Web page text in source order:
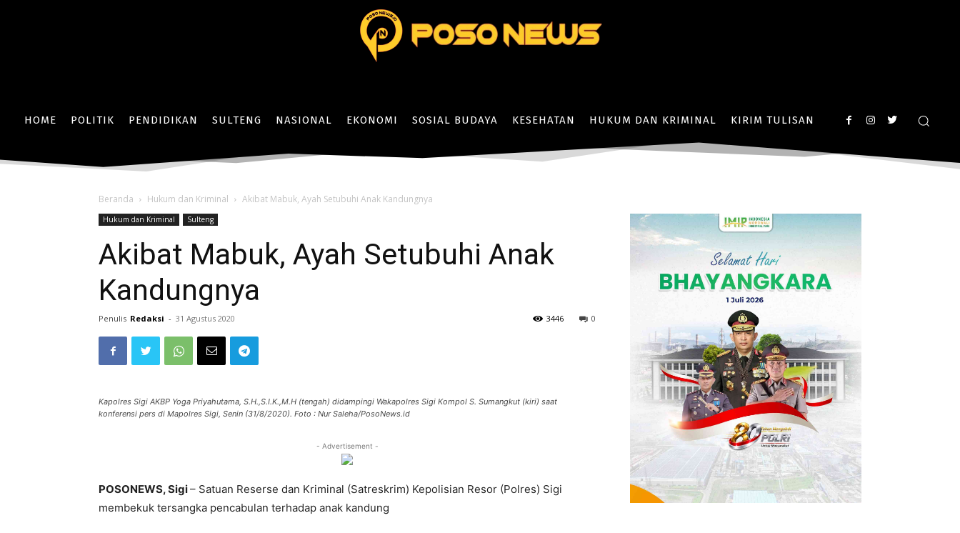
HOME POLITIK PENDIDIKAN SULTENG NASIONAL EKONOMI SOSIAL BUDAYA KESEHATAN HUKUM DAN KRIMINAL KIRIM TULISAN
Beranda Hukum dan Kriminal Akibat Mabuk, Ayah Setubuhi Anak Kandungnya
Hukum dan Kriminal Sulteng
Akibat Mabuk, Ayah Setubuhi Anak
Kandungnya
Penulis Redaksi - 31 Agustus 2020 0
3446
Kapolres Sigi AKBP Yoga Priyahutama, S.H.,S.I.K.,M.H (tengah) didampingi Wakapolres Sigi Kompol S. Sumangkut (kiri) saat
konferensi pers di Mapolres Sigi, Senin (31/8/2020). Foto : Nur Saleha/PosoNews.id
- Advertisement -
POSONEWS, Sigi– Satuan Reserse dan Kriminal (Satreskrim) Kepolisian Resor (Polres) Sigi
membekuk tersangka pencabulan terhadap anak kandung